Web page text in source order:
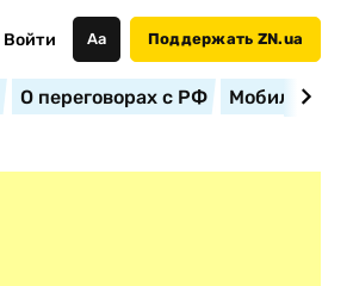
Войти Аа Поддержать ZN.ua
О переговорах с РФ